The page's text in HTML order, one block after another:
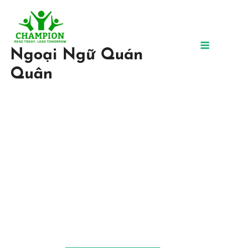
Ngoại Ngữ Quán
Quân